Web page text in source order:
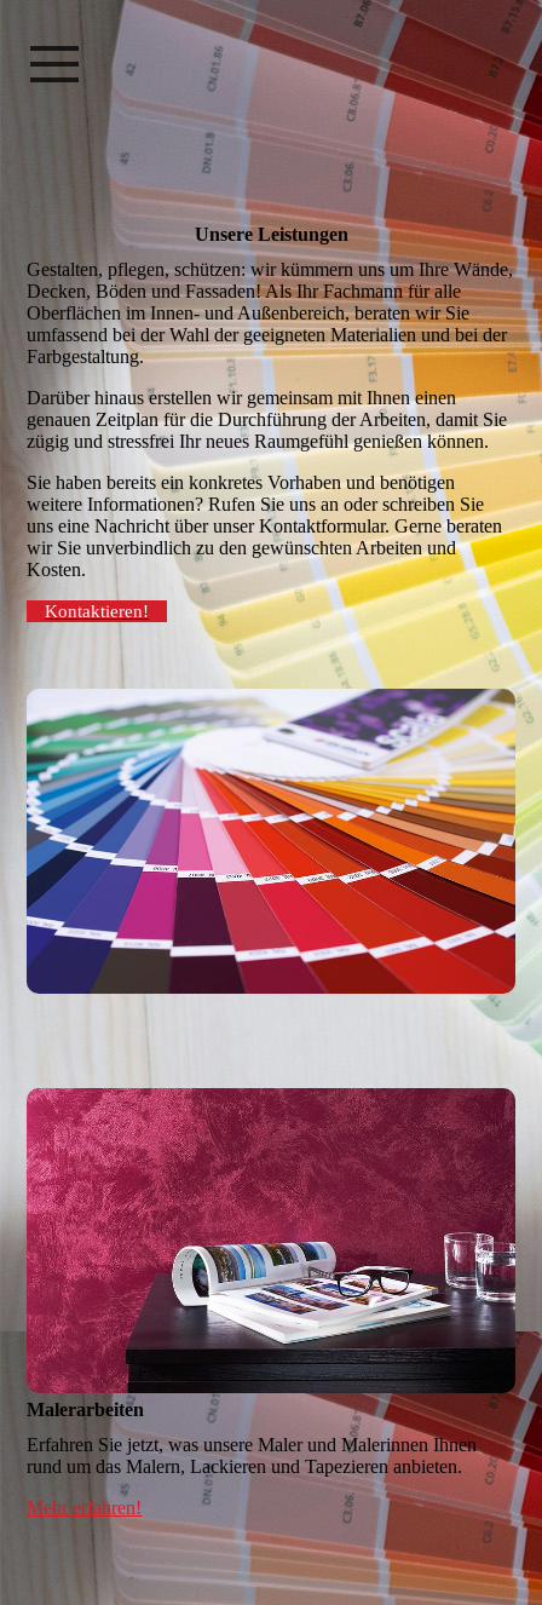
Unsere Leistungen
Gestalten, pflegen, schützen: wir kümmern uns um Ihre Wände,
Decken, Böden und Fassaden! Als Ihr Fachmann für alle
Oberflächen im Innen- und Außenbereich, beraten wir Sie
umfassend bei der Wahl der geeigneten Materialien und bei der
Farbgestaltung.
Darüber hinaus erstellen wir gemeinsam mit Ihnen einen
genauen Zeitplan für die Durchführung der Arbeiten, damit Sie
zügig und stressfrei Ihr neues Raumgefühl genießen können.
Sie haben bereits ein konkretes Vorhaben und benötigen
weitere Informationen? Rufen Sie uns an oder schreiben Sie
uns eine Nachricht über unser Kontaktformular. Gerne beraten
wir Sie unverbindlich zu den gewünschten Arbeiten und
Kosten.
Kontaktieren!
Malerarbeiten
Erfahren Sie jetzt, was unsere Maler und Malerinnen Ihnen
rund um das Malern, Lackieren und Tapezieren anbieten.
Mehr erfahren!